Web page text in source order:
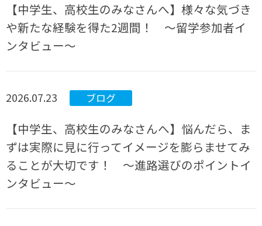
【中学生、高校生のみなさんへ】様々な気づき
や新たな経験を得た2週間！ ～留学参加者イ
ンタビュー～
2026.07.23 ブログ
【中学生、高校生のみなさんへ】悩んだら、ま
ずは実際に見に行ってイメージを膨らませてみ
ることが大切です！ ～進路選びのポイントイ
ンタビュー～